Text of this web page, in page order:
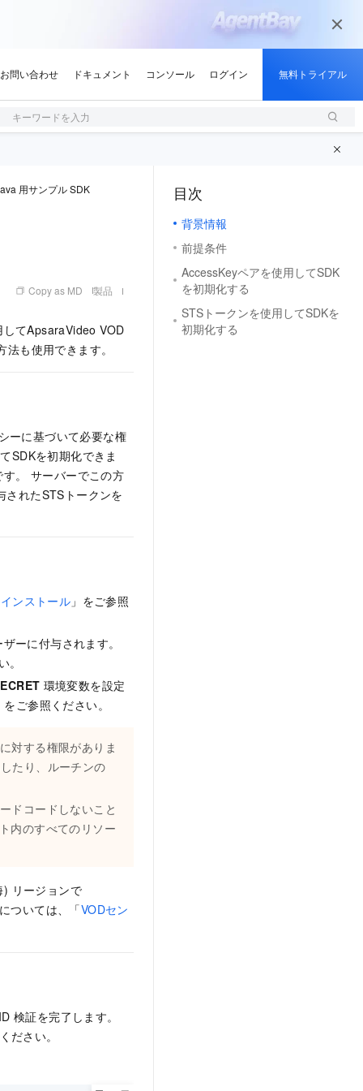
キーワードを入力
用サンプル SDK
Copy as MD 製品
てApsaraVideo VOD
も使用できます。
ーに基づいて必要な権
SDKを初期化できま
。 サーバーでこの方
されたSTSトークンを
インストール 」をご参照
ーに付与されます。
。
環境変数を設定
をご参照ください。
対する権限がありま
たり、ルーチンの
ドコードしないこと
内のすべてのリソー
リージョンで
ついては、「VODセン
検証を完了します。
ださい。
目次
背景情報
前提条件
AccessKeyペアを使用してSDK
を初期化する
STSトークンを使用してSDKを
初期化する